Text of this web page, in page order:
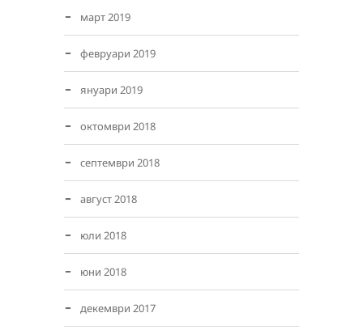
март 2019
февруари 2019
януари 2019
октомври 2018
септември 2018
август 2018
юли 2018
юни 2018
декември 2017